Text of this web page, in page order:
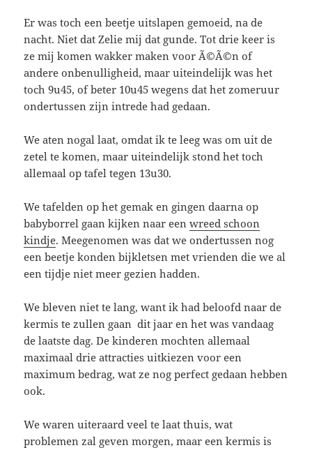
Er was toch een beetje uitslapen gemoeid, na de
nacht. Niet dat Zelie mij dat gunde. Tot drie keer is
ze mij komen wakker maken voor Ã©Ã©n of
andere onbenulligheid, maar uiteindelijk was het
toch 9u45, of beter 10u45 wegens dat het zomeruur
ondertussen zijn intrede had gedaan.
We aten nogal laat, omdat ik te leeg was om uit de
zetel te komen, maar uiteindelijk stond het toch
allemaal op tafel tegen 13u30.
We tafelden op het gemak en gingen daarna op
babyborrel gaan kijken naar eenwreed schoon
kindje. Meegenomen was dat we ondertussen nog
een beetje konden bijkletsen met vrienden die we al
een tijdje niet meer gezien hadden.
We bleven niet te lang, want ik had beloofd naar de
kermis te zullen gaan dit jaar en het was vandaag
de laatste dag. De kinderen mochten allemaal
maximaal drie attracties uitkiezen voor een
maximum bedrag, wat ze nog perfect gedaan hebben
ook.
We waren uiteraard veel te laat thuis, wat
problemen zal geven morgen, maar een kermis is